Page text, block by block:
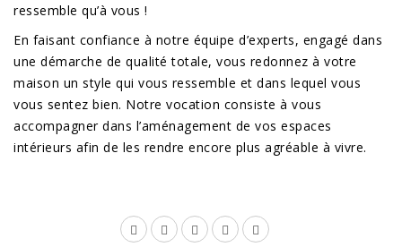
ressemble qu’à vous !
En faisant confiance à notre équipe d’experts, engagé dans
une démarche de qualité totale, vous redonnez à votre
maison un style qui vous ressemble et dans lequel vous
vous sentez bien. Notre vocation consiste à vous
accompagner dans l’aménagement de vos espaces
intérieurs afin de les rendre encore plus agréable à vivre.